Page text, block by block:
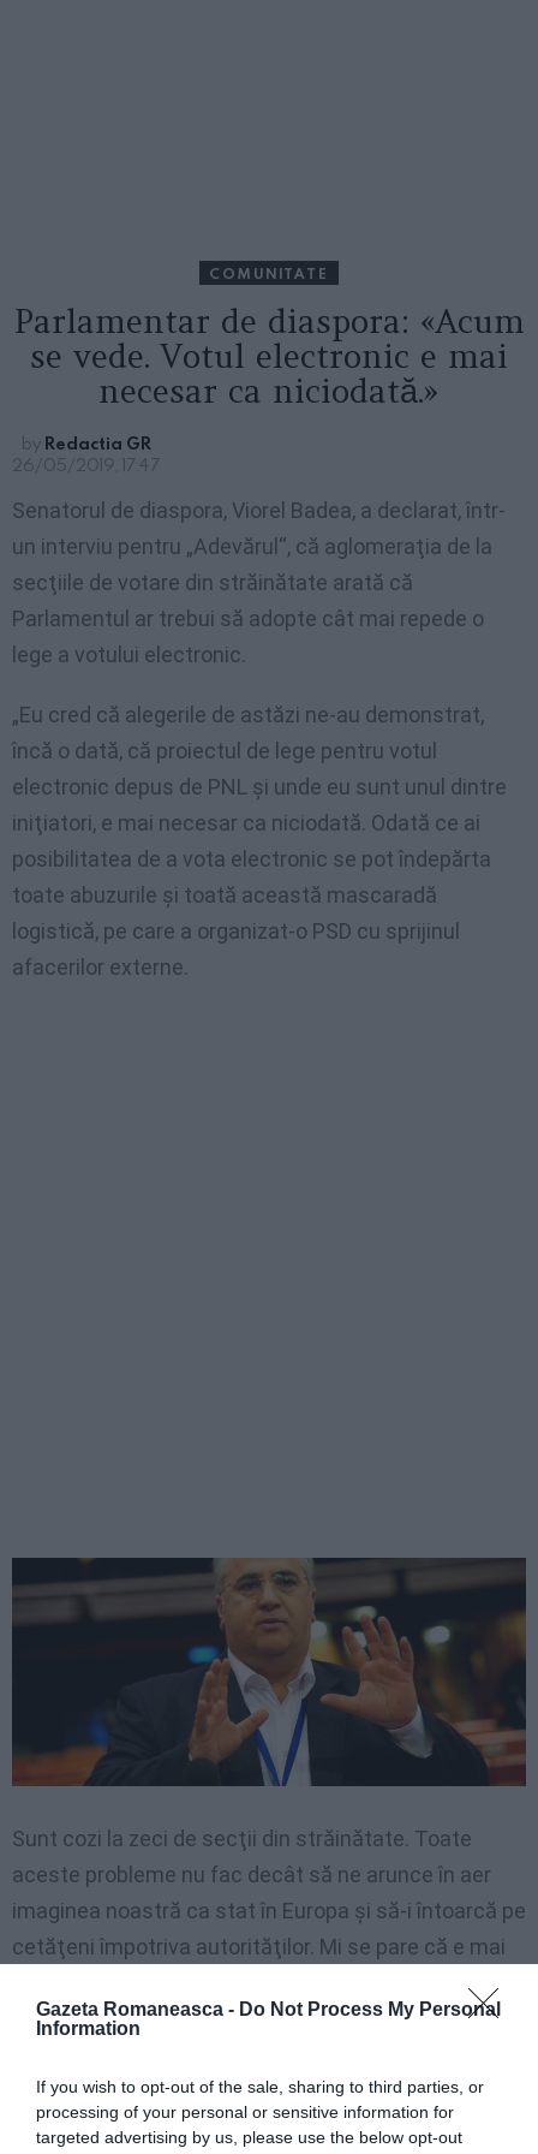
Gazeta Romaneasca - Do Not Process My Personal
Information
If you wish to opt-out of the sale, sharing to third parties, or
processing of your personal or sensitive information for
targeted advertising by us, please use the below opt-out
COMUNITATE
Parlamentar de diaspora: «Acum
se vede. Votul electronic e mai
necesar ca niciodată.»
by Redactia GR
26/05/2019, 17:47
Senatorul de diaspora, Viorel Badea, a declarat, într-
un interviu pentru „Adevărul“, că aglomeraţia de la
secţiile de votare din străinătate arată că
Parlamentul ar trebui să adopte cât mai repede o
lege a votului electronic.
„Eu cred că alegerile de astăzi ne-au demonstrat,
încă o dată, că proiectul de lege pentru votul
electronic depus de PNL şi unde eu sunt unul dintre
iniţiatori, e mai necesar ca niciodată. Odată ce ai
posibilitatea de a vota electronic se pot îndepărta
toate abuzurile şi toată această mascaradă
logistică, pe care a organizat-o PSD cu sprijinul
afacerilor externe.
Sunt cozi la zeci de secţii din străinătate. Toate
aceste probleme nu fac decât să ne arunce în aer
imaginea noastră ca stat în Europa şi să-i întoarcă pe
cetăţeni împotriva autorităţilor. Mi se pare că e mai
necesar ca niciodată ca Parlamentul României, în
regim de urgenţă, să adoptepentru alegerea
propus PNL“, a decclarat senatorul liberal.